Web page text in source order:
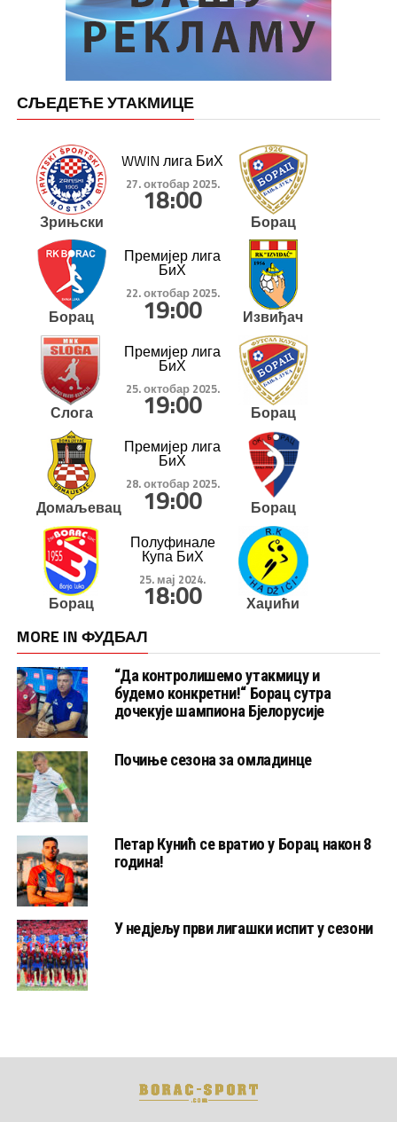
СЉЕДЕЋЕ УТАКМИЦЕ
Зрињски
WWIN лига БиХ
27. октобар 2025.
18:00
Борац
Борац
Премијер лига
БиХ
22. октобар 2025.
19:00 Извиђач
Слога
Премијер лига
БиХ
25. октобар 2025.
19:00 Борац
Домаљевац
Премијер лига
БиХ
28. октобар 2025.
19:00 Борац
Борац
Полуфинале
Купа БиХ
25. мај 2024.
18:00 Хаџићи
MORE IN ФУДБАЛ
“Да контролишемо утакмицу и
будемо конкретни!“ Борац сутра
дочекује шампиона Бјелорусије
Почиње сезона за омладинце
Петар Кунић се вратио у Борац након 8
година!
У недјељу први лигашки испит у сезони